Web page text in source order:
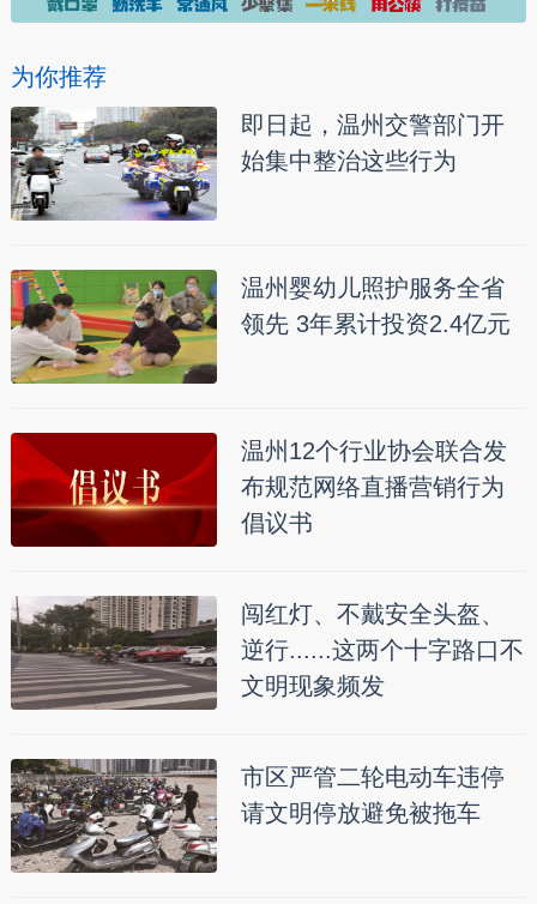
为你推荐
即日起，温州交警部门开
始集中整治这些行为
温州婴幼儿照护服务全省
领先 3年累计投资2.4亿元
温州12个行业协会联合发
布规范网络直播营销行为
倡议书
闯红灯、不戴安全头盔、
逆行......这两个十字路口不
文明现象频发
市区严管二轮电动车违停
请文明停放避免被拖车